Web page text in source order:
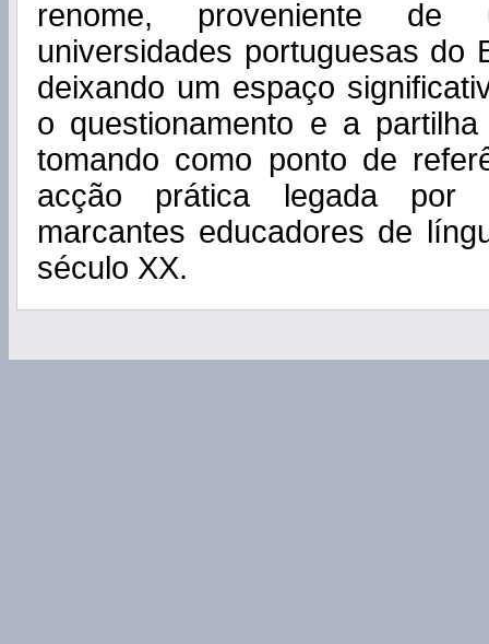
renome, proveniente
universidades portuguesas do
deixando um espaço
o questionamento e a
tomando como ponto de
acção prática legada por
marcantes educadores de
século XX.